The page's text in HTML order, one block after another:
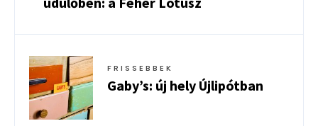
FRISSEBBEK
Gaby’s: új hely Újlipótban